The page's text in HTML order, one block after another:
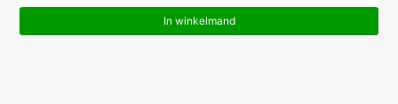
In winkelmand